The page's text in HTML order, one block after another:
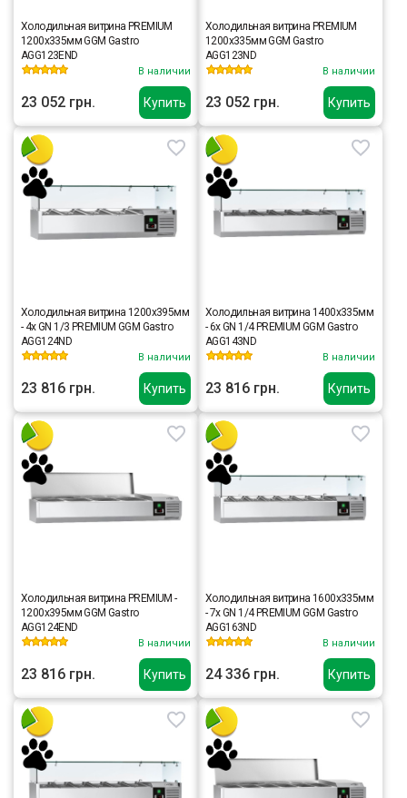
Купить
Холодильная витрина PREMIUM
1200x335мм GGM Gastro
AGG123END
В наличии
23 052 грн. Купить
Холодильная витрина PREMIUM
1200x335мм GGM Gastro
AGG123ND
В наличии
23 052 грн.
Купить
Холодильная витрина 1200x395мм
- 4x GN 1/3 PREMIUM GGM Gastro
AGG124ND
В наличии
23 816 грн. Купить
Холодильная витрина 1400x335мм
- 6x GN 1/4 PREMIUM GGM Gastro
AGG143ND
В наличии
23 816 грн.
Купить
Холодильная витрина PREMIUM -
1200x395мм GGM Gastro
AGG124END
В наличии
23 816 грн. Купить
Холодильная витрина 1600x335мм
- 7x GN 1/4 PREMIUM GGM Gastro
AGG163ND
В наличии
24 336 грн.